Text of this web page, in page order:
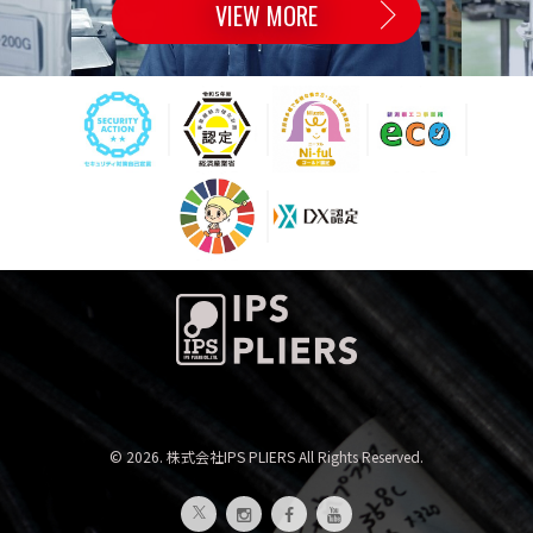
VIEW MORE
© 2026. 株式会社IPS PLIERS All Rights Reserved.